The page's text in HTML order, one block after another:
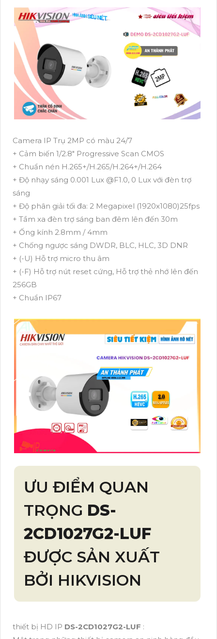
Camera IP Trụ 2MP có màu 24/7
+ Cảm biến 1/2.8" Progressive Scan CMOS
+ Chuẩn nén H.265+/H.265/H.264+/H.264
+ Độ nhạy sáng 0.001 Lux @F1.0, 0 Lux với đèn trợ
sáng
+ Độ phân giải tối đa: 2 Megapixel (1920x1080)25fps
+ Tầm xa đèn trợ sáng ban đêm lên đến 30m
+ Ống kính 2.8mm / 4mm
+ Chống ngược sáng DWDR, BLC, HLC, 3D DNR
+ (-U) Hỗ trợ micro thu âm
+ (-F) Hỗ trợ nút reset cứng, Hỗ trợ thẻ nhớ lên đến
256GB
+ Chuẩn IP67
ƯU ĐIỂM QUAN
TRỌNG DS-
2CD1027G2-LUF
ĐƯỢC SẢN XUẤT
BỞI HIKVISION
thiết bị HD IP DS-2CD1027G2-LUF :